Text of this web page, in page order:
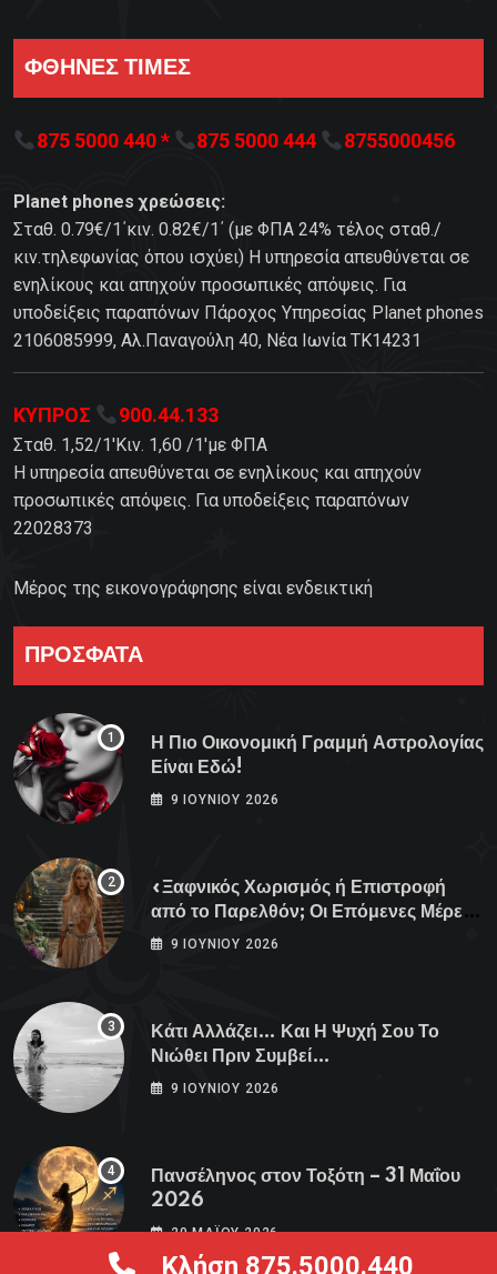
ΦΘΗΝΕΣ ΤΙΜΕΣ
875 5000 440 * 875 5000 444 8755000456
Planet phones χρεώσεις:
Σταθ. 0.79€/1΄κιν. 0.82€/1΄ (με ΦΠΑ 24% τέλος σταθ./
κιν.τηλεφωνίας όπου ισχύει) Η υπηρεσία απευθύνεται σε
ενηλίκους και απηχούν προσωπικές απόψεις. Για
υποδείξεις παραπόνων Πάροχος Υπηρεσίας Planet phones
2106085999, Αλ.Παναγούλη 40, Νέα Ιωνία TK14231
ΚΥΠΡΟΣ 900.44.133
Σταθ. 1,52/1'Κιν. 1,60 /1'με ΦΠΑ
Η υπηρεσία απευθύνεται σε ενηλίκους και απηχούν
προσωπικές απόψεις. Για υποδείξεις παραπόνων
22028373
Μέρος της εικονογράφησης είναι ενδεικτική
ΠΡΟΣΦΑΤΑ
Η Πιο Οικονομική Γραμμή Αστρολογίας
Είναι Εδώ!
9 ΙΟΥΝΊΟΥ 2026
«Ξαφνικός Χωρισμός ή Επιστροφή
από το Παρελθόν; Οι Επόμενες Μέρες
Κρύβουν ΣΟΚ για αυτά τα Ζώδια»
9 ΙΟΥΝΊΟΥ 2026
Κάτι Αλλάζει… Και Η Ψυχή Σου Το
Νιώθει Πριν Συμβεί…
9 ΙΟΥΝΊΟΥ 2026
Πανσέληνος στον Τοξότη – 31 Μαΐου
2026
29 ΜΑΪ́ΟΥ 2026
Κλήση 875.5000.440